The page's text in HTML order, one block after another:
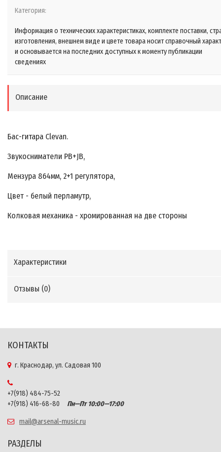
Категория:
Информация о технических характеристиках, комплекте поставки,
изготовления, внешнем виде и цвете товара носит справочный
и основывается на последних доступных к моменту публикации
сведениях
Описание
Бас-гитара Clevan.
Звукосниматели PB+JB,
Мензура 864мм, 2+1 регулятора,
Цвет - белый перламутр,
Колковая механика - хромированная на две стороны
Характеристики
Отзывы (0)
КОНТАКТЫ
г. Краснодар, ул. Садовая 100
+7(918) 484-75-52
+7(918) 416-68-80
Пн—Пт 10:00—17:00
mail@arsenal-music.ru
РАЗДЕЛЫ